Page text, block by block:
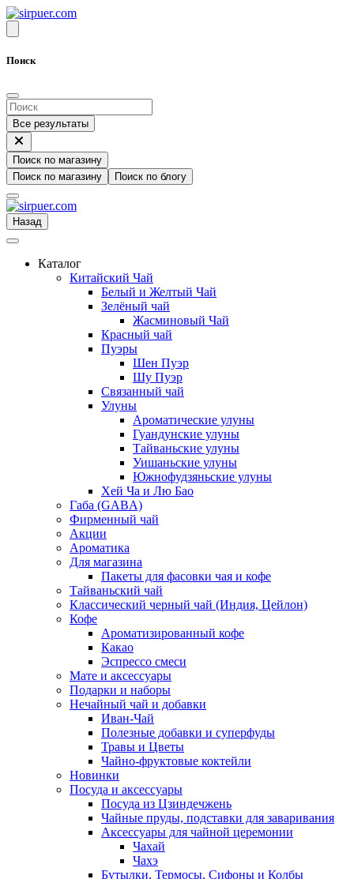
Поиск
Все результаты
Поиск по магазину
Поиск по магазину
Поиск по блогу
Назад
Каталог
Китайский Чай
Белый и Желтый Чай
Зелёный чай
Жасминовый Чай
Красный чай
Пуэры
Шен Пуэр
Шу Пуэр
Связанный чай
Улуны
Ароматические улуны
Гуандунские улуны
Тайваньские улуны
Уишаньские улуны
Южнофудзяньские улуны
Хей Ча и Лю Бао
Габа (GABA)
Фирменный чай
Акции
Ароматика
Для магазина
Пакеты для фасовки чая и кофе
Тайваньский чай
Классический черный чай (Индия, Цейлон)
Кофе
Ароматизированный кофе
Какао
Эспрессо смеси
Мате и аксессуары
Подарки и наборы
Нечайный чай и добавки
Иван-Чай
Полезные добавки и суперфуды
Травы и Цветы
Чайно-фруктовые коктейли
Новинки
Посуда и аксессуары
Посуда из Цзиндечжень
Чайные пруды, подставки для заваривания
Аксессуары для чайной церемонии
Чахай
Чахэ
Бутылки, Термосы, Сифоны и Колбы